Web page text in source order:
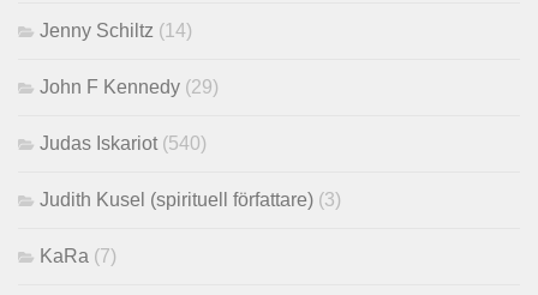
Jenny Schiltz (14)
John F Kennedy (29)
Judas Iskariot (540)
Judith Kusel (spirituell författare) (3)
KaRa (7)